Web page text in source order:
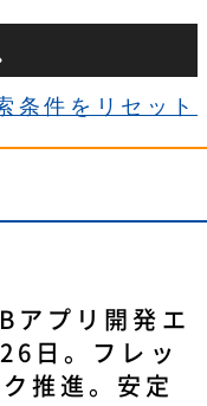
条件をリセット
アプリ開発エ
日。フレッ
推進。安定